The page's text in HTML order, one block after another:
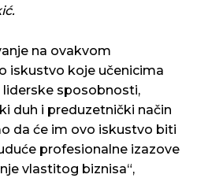
na ovakvom
iskustvo koje učenicima
sposobnosti,
duh i preduzetnički način
da će im ovo iskustvo biti
profesionalne izazove
vlastitog biznisa“,